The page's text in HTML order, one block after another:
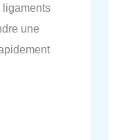
ligaments
une